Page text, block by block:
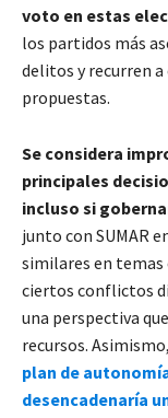
voto en estas
los partidos más
delitos y recurren
propuestas.
Se considera
principales
incluso si
junto con SUMAR
similares en temas
ciertos conflictos
una perspectiva
recursos.
plan de
desencadenaría